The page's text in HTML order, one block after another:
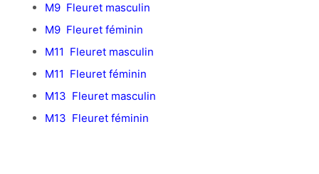
M9 Fleuret masculin
M9 Fleuret féminin
M11 Fleuret masculin
M11 Fleuret féminin
M13 Fleuret masculin
M13 Fleuret féminin